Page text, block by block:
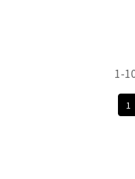
1-
1